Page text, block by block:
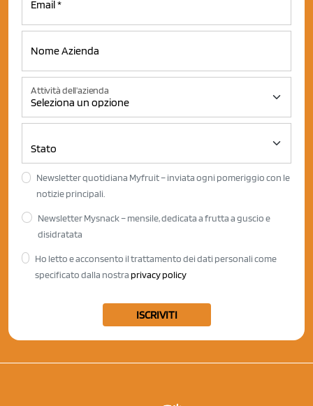
Attività dell'azienda
Newsletter quotidiana Myfruit – inviata ogni pomeriggio con le
notizie principali.
Newsletter Mysnack – mensile, dedicata a frutta a guscio e
disidratata
Ho letto e acconsento il trattamento dei dati personali come
specificato dalla nostra privacy policy
ISCRIVITI